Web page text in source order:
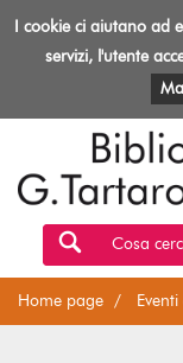
Biblioteca
Rovereto
EVENTI E
Cosa cerchi?
Home page
I cookie ci aiutano ad
servizi, l'utente